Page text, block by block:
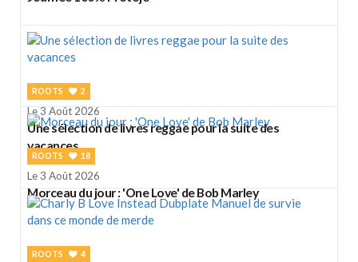
ROOTS 2
Le 3 Août 2026
Une sélection de livres reggae pour la suite des
vacances
ROOTS 18
Le 3 Août 2026
Morceau du jour : 'One Love' de Bob Marley
ROOTS 4